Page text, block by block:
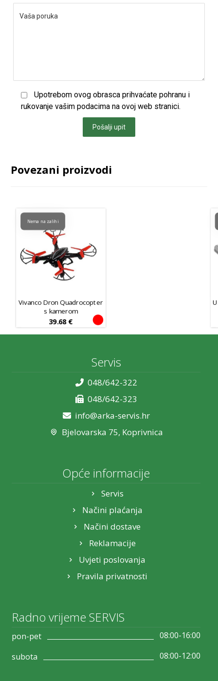
Upotrebom ovog obrasca prihvaćate pohranu i
rukovanje vašim podacima na ovoj web stranici.
Pošalji upit
Povezani proizvodi
Vivanco Dron Quadrocopter
s kamerom
39.68 €
Nema na zalihi
Servis
048/642-322
048/642-323
info@arka-servis.hr
Bjelovarska 75, Koprivnica
Opće informacije
Servis
Načini plaćanja
Načini dostave
Reklamacije
Uvjeti poslovanja
Pravila privatnosti
Radno vrijeme SERVIS
pon-pet
08:00-16:00
subota
08:00-12:00